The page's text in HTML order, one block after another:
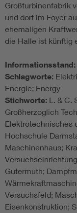
Großturbinenfabrik
und dort im Foyer
ehemaligen
die Halle ist künftig
Informationsstand:
Schlagworte:
Energie; Energy
Stichworte: L. & C.
Großherzoglich
Elektrotechnisches
Hochschule
Maschinenhaus;
Gutermuth;
Versuchsfeld;
Eisenkonstruktion;